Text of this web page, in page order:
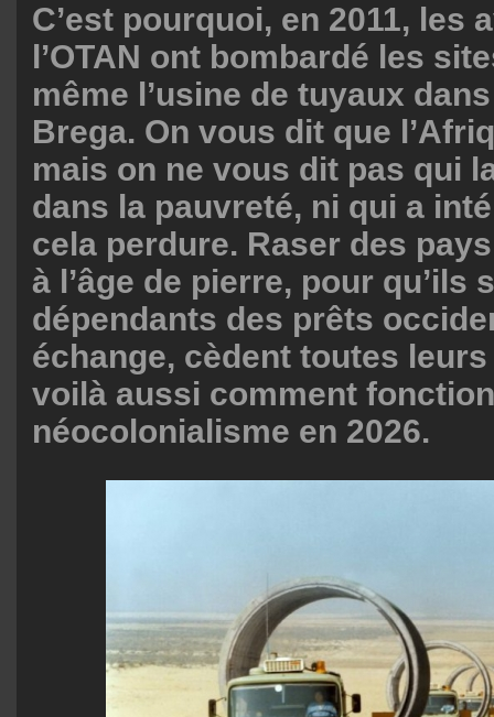
C’est pourquoi, en 2011, les
l’OTAN ont bombardé les
même l’usine de tuyaux
Brega. On vous dit que
mais on ne vous dit pas qui
dans la pauvreté, ni qui a
cela perdure. Raser des
à l’âge de pierre, pour qu’ils
dépendants des prêts
échange, cèdent toutes
voilà aussi comment
néocolonialisme en 2026.